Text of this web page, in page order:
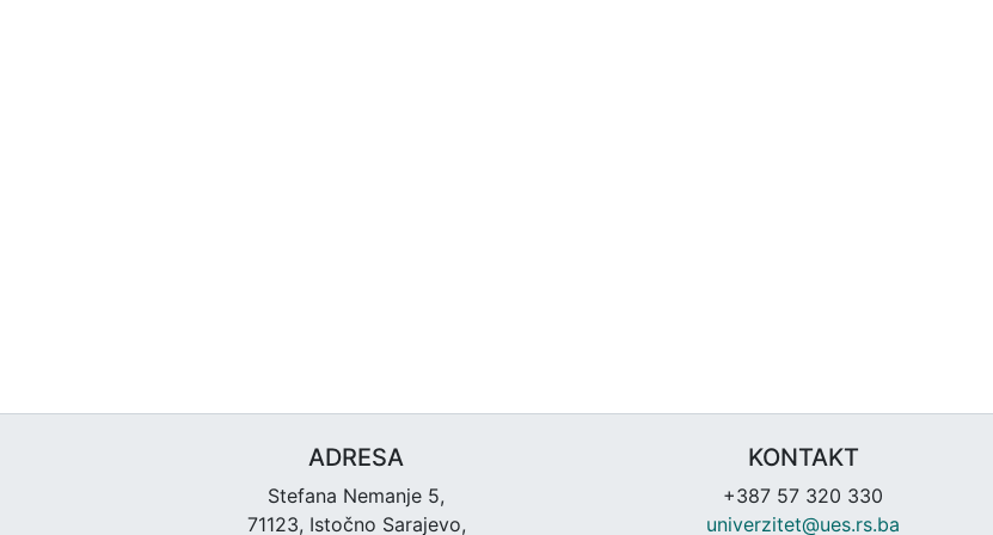
ADRESA
Stefana Nemanje 5,
71123, Istočno Sarajevo,
KONTAKT
+387 57 320 330
univerzitet@ues.rs.ba